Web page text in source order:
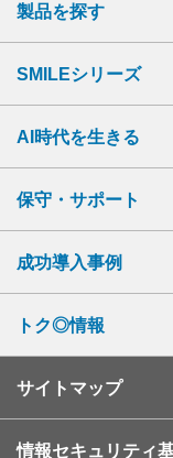
製品を探す
SMILEシリーズ
AI時代を生きる
保守・サポート
成功導入事例
トク◎情報
サイトマップ
情報セキュリティ